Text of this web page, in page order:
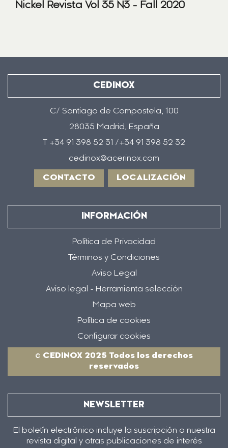
Nickel Revista Vol 35 N3 - Fall 2020
CEDINOX
C/ Santiago de Compostela, 100
28035 Madrid, España
T +34 91 398 52 31 /+34 91 398 52 32
cedinox@acerinox.com
CONTACTO LOCALIZACIÓN
INFORMACIÓN
Política de Privacidad
Términos y Condiciones
Aviso Legal
Aviso legal - Herramienta selección
Mapa web
Política de cookies
Configurar cookies
© CEDINOX 2025 Todos los derechos
reservados
NEWSLETTER
El boletín electrónico incluye la suscripción a nuestra
revista digital y otras publicaciones de interés